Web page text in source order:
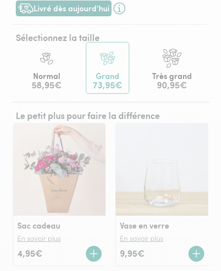
Livré dès aujourd'hui
Livraison dès aujourd'hui (pour toute commande passée
Sélectionnez la taille
Normal
58,95€
Grand
73,95€
Très grand
90,95€
Le petit plus pour faire la différence
Sac cadeau
En savoir plus
4,95€
Vase en verre
En savoir plus
9,95€